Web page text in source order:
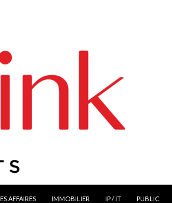
AFFAIRES IMMOBILIER IP / IT PUBLIC